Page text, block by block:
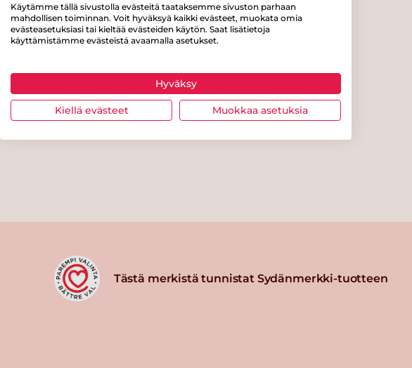
Tästä merkistä tunnistat Sydänmerkki-tuotteen
Käytämme tällä sivustolla evästeitä taataksemme sivuston parhaan
mahdollisen toiminnan. Voit hyväksyä kaikki evästeet, muokata omia
evästeasetuksiasi tai kieltää evästeiden käytön. Saat lisätietoja
käyttämistämme evästeistä avaamalla asetukset.
Hyväksy
Kiellä evästeet Muokkaa asetuksia